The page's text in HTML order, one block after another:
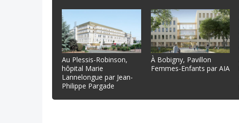
Au Plessis-Robinson,
hôpital Marie
Lannelongue par Jean-
Philippe Pargade
À Bobigny, Pavillon
Femmes-Enfants par AIA